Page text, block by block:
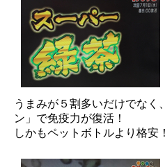
うまみが５割多いだけでなく
ン」で免疫力が復活！
しかもペットボトルより格安！